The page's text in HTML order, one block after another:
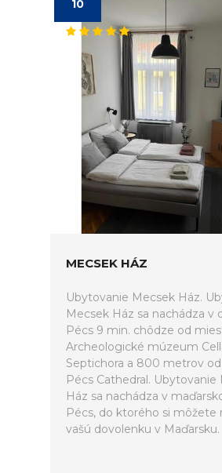
10
MECSEK HÁZ
Ubytovanie Mecsek Ház.
Mecsek Ház sa nachádza v
Pécs 9 min. chôdze od
Archeologické múzeum
Septichora a 800 metrov
Pécs Cathedral. Ubytovanie
Ház sa nachádza v
Pécs, do ktorého si môžete
vašú dovolenku v Maďarsku.